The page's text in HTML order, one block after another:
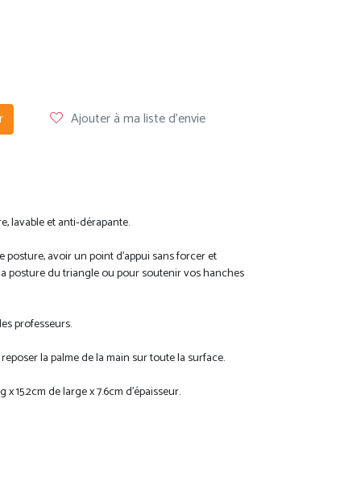
Ajouter à ma liste d'envie
lavable et anti-dérapante.
avoir un point d'appui sans forcer et
posture du triangle ou pour soutenir vos hanches
professeurs.
la palme de la main sur toute la surface.
15.2cm de large x 7.6cm d'épaisseur.